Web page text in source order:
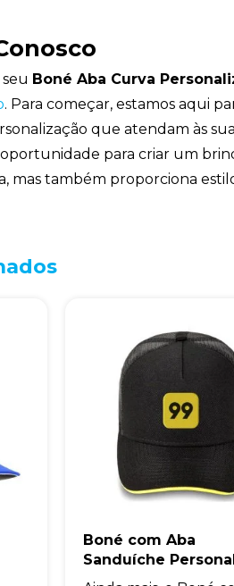
Boné Aba Curva
. Para começar, estamos aqui
que atendam às
oportunidade para criar um
mas também proporciona
Boné com Aba
Sanduíche